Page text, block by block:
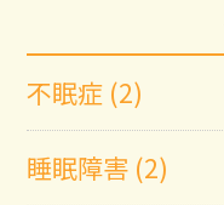
不眠症 (2)
睡眠障害 (2)